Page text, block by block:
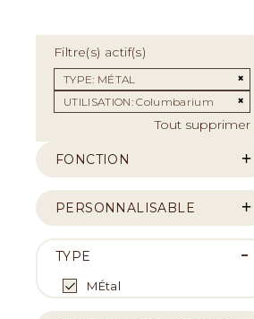
Filtre(s) actif(s)
TYPE MÉTAL
UTILISATION Columbarium
Tout supprimer
FONCTION
PERSONNALISABLE
TYPE
MÉtal